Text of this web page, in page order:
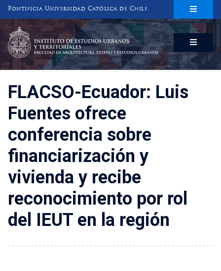
Pontificia Universidad Católica de Chile
INSTITUTO DE ESTUDIOS URBANOS
Y TERRITORIALES
FACULTAD DE ARQUITECTURA, DISEÑO Y ESTUDIOS URBANOS
FLACSO-Ecuador: Luis
Fuentes ofrece
conferencia sobre
financiarización y
vivienda y recibe
reconocimiento por rol
del IEUT en la región